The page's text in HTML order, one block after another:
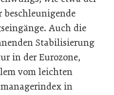
Auch die
Stabilisierung
in der Eurozone,
vom leichten
in